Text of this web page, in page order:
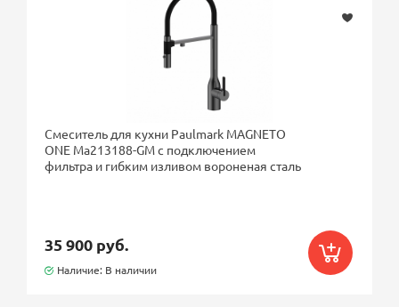
Смеситель для кухни Paulmark MAGNETO
ONE Ma213188-GM с подключением
фильтра и гибким изливом вороненая сталь
35 900 руб.
Наличие: В наличии